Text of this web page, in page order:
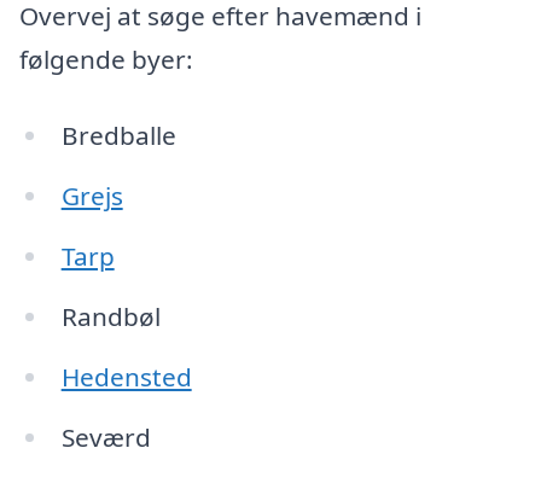
Overvej at søge efter havemænd i
følgende byer:
Bredballe
Grejs
Tarp
Randbøl
Hedensted
Seværd